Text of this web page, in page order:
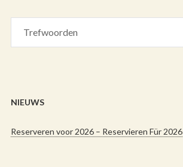
NIEUWS
Reserveren voor 2026 – Reservieren Für 2026